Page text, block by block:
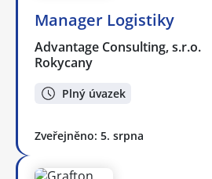
Manager Logistiky
Advantage Consulting, s.r.o.
Rokycany
Plný úvazek
Zveřejněno: 5. srpna